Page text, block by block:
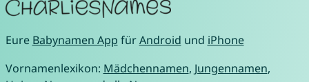
Eure Babynamen App fürAndroid und iPhone
Vornamenlexikon: Mädchennamen, Jungennamen,